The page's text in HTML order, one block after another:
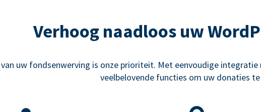
Verhoog naadloos uw
van uw fondsenwerving is onze prioriteit. Met eenvoudige
veelbelovende functies om uw donaties